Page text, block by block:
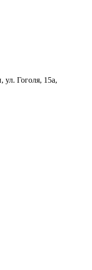
ул. Гоголя, 15а,